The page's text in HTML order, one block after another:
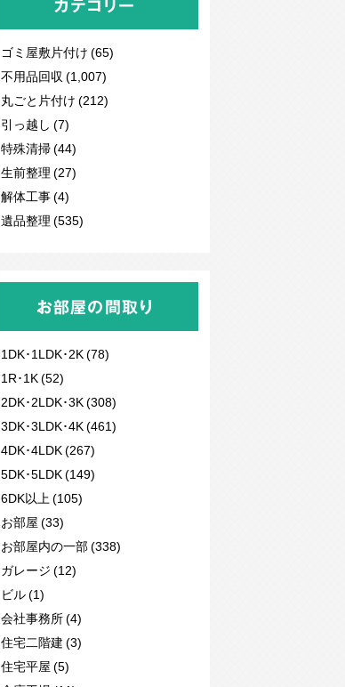
カテゴリー
ゴミ屋敷片付け (65)
不用品回収 (1,007)
丸ごと片付け (212)
引っ越し (7)
特殊清掃 (44)
生前整理 (27)
解体工事 (4)
遺品整理 (535)
お部屋の間取り
1DK･1LDK･2K (78)
1R･1K (52)
2DK･2LDK･3K (308)
3DK･3LDK･4K (461)
4DK･4LDK (267)
5DK･5LDK (149)
6DK以上 (105)
お部屋 (33)
お部屋内の一部 (338)
ガレージ (12)
ビル (1)
会社事務所 (4)
住宅二階建 (3)
住宅平屋 (5)